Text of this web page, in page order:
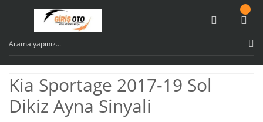
Kia Sportage 2017-19 Sol
Dikiz Ayna Sinyali